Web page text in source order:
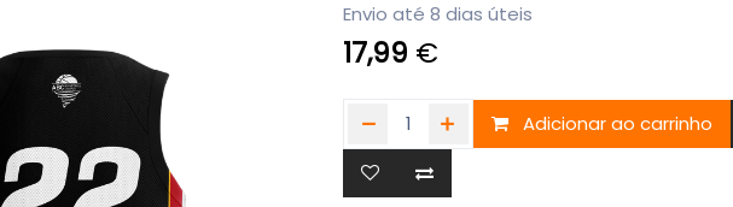
Envio até 8 dias úteis
17,99 €
Adicionar ao carrinho